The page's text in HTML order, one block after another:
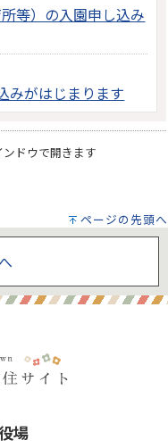
等）の入園申し込み
みがはじまります
ドウで開きます
ページの先頭へ
場